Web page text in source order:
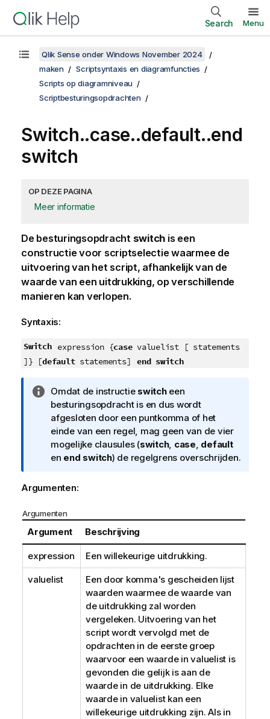
Search Menu
Qlik Sense onder Windows November 2024
maken
Scriptsyntaxis en diagramfuncties
Scripts op diagramniveau
Scriptbesturingsopdrachten
Switch..case..default..end
switch
OP DEZE PAGINA
Meer informatie
De besturingsopdracht switch is een
constructie voor scriptselectie waarmee de
uitvoering van het script, afhankelijk van de
waarde van een uitdrukking, op verschillende
manieren kan verlopen.
Syntaxis:
Switch expression {casevaluelist [ statements
]} [defaultstatements] end switch
I
n
f
o
r
m
t
e
Omdat de instructie switcheen
besturingsopdracht is en dus wordt
afgesloten door een puntkomma of het
einde van een regel, mag geen van de vier
mogelijke clausules (switch, case, default
en end switch) de regelgrens overschrijden.
Argumenten:
Argumenten
Argument Beschrijving
expression Een willekeurige uitdrukking.
valuelist
Een door komma's gescheiden lijst
waarden waarmee de waarde van
de uitdrukking zal worden
vergeleken. Uitvoering van het
script wordt vervolgd met de
opdrachten in de eerste groep
waarvoor een waarde in valuelist is
gevonden die gelijk is aan de
waarde in de uitdrukking. Elke
waarde in valuelist kan een
willekeurige uitdrukking zijn. Als in